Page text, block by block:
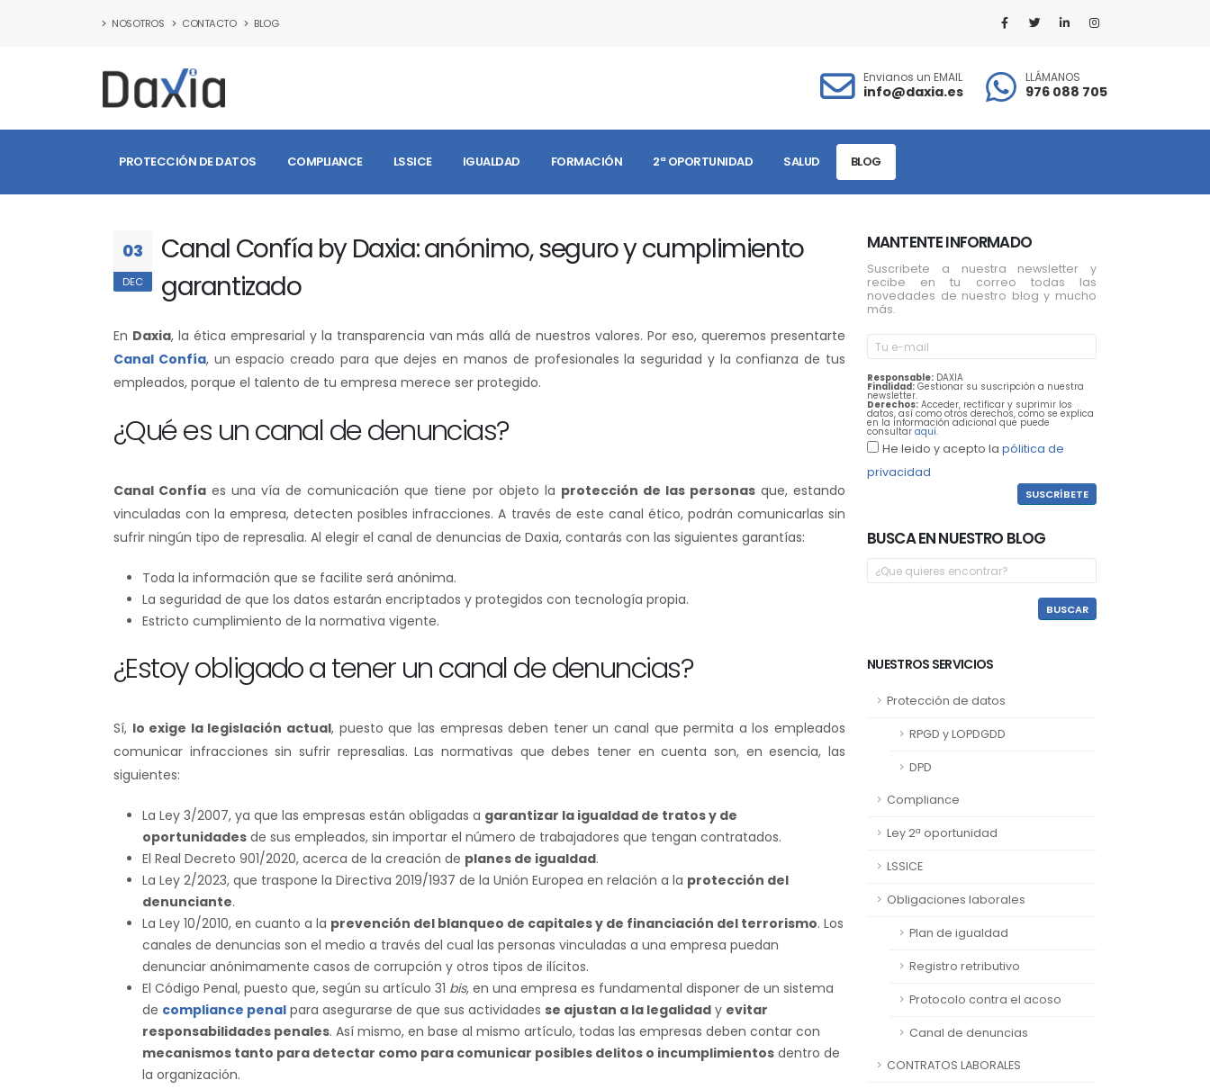
NOSOTROS CONTACTO BLOG
Envianos un EMAIL
info@daxia.es
LLÁMANOS
976 088 705
PROTECCIÓN DE DATOS COMPLIANCE LSSICE IGUALDAD FORMACIÓN 2ª OPORTUNIDAD SALUD BLOG
MANTENTE INFORMADO
Suscribete a nuestra newsletter y
recibe en tu correo todas las
novedades de nuestro blog y mucho
más.
Responsable: DAXIA
Finalidad: Gestionar su suscripción a nuestra
newsletter.
Derechos: Acceder, rectificar y suprimir los
datos, así como otros derechos, como se explica
en la información adicional que puede
consultar aquí.
He leido y acepto la pólitica de
privacidad
BUSCA EN NUESTRO BLOG
NUESTROS SERVICIOS
Protección de datos
RPGD y LOPDGDD
DPD
Compliance
Ley 2ª oportunidad
LSSICE
Obligaciones laborales
Plan de igualdad
Registro retributivo
Protocolo contra el acoso
Canal de denuncias
CONTRATOS LABORALES
03
DEC
Canal Confía by Daxia: anónimo, seguro y cumplimiento
garantizado
En Daxia, la ética empresarial y la transparencia van más allá de nuestros valores. Por eso, queremos presentarte
Canal Confía, un espacio creado para que dejes en manos de profesionales la seguridad y la confianza de tus
empleados, porque el talento de tu empresa merece ser protegido.
¿Qué es un canal de denuncias?
Canal Confía es una vía de comunicación que tiene por objeto la protección de las personasque, estando
vinculadas con la empresa, detecten posibles infracciones. A través de este canal ético, podrán comunicarlas sin
sufrir ningún tipo de represalia. Al elegir el canal de denuncias de Daxia, contarás con las siguientes garantías:
Toda la información que se facilite será anónima.
La seguridad de que los datos estarán encriptados y protegidos con tecnología propia.
Estricto cumplimiento de la normativa vigente.
¿Estoy obligado a tener un canal de denuncias?
Sí, lo exige la legislación actual, puesto que las empresas deben tener un canal que permita a los empleados
comunicar infracciones sin sufrir represalias. Las normativas que debes tener en cuenta son, en esencia, las
siguientes:
La Ley 3/2007, ya que las empresas están obligadas a garantizar la igualdad de tratos y de
oportunidades de sus empleados, sin importar el número de trabajadores que tengan contratados.
El Real Decreto 901/2020, acerca de la creación de planes de igualdad.
La Ley 2/2023, que traspone la Directiva 2019/1937 de la Unión Europea en relación a la protección del
denunciante.
La Ley 10/2010, en cuanto a la prevención del blanqueo de capitales y de financiación del terrorismo. Los
canales de denuncias son el medio a través del cual las personas vinculadas a una empresa puedan
denunciar anónimamente casos de corrupción y otros tipos de ilícitos.
El Código Penal, puesto que, según su artículo 31 bis, en una empresa es fundamental disponer de un sistema
de compliance penal para asegurarse de que sus actividades se ajustan a la legalidad y evitar
responsabilidades penales. Así mismo, en base al mismo artículo, todas las empresas deben contar con
mecanismos tanto para detectar como para comunicar posibles delitos o incumplimientos dentro de
la organización.